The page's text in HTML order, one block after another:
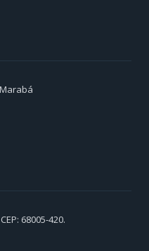
68005-420.